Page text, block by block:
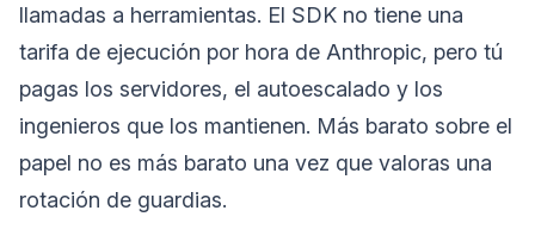
llamadas a herramientas. El SDK no tiene una
tarifa de ejecución por hora de Anthropic, pero tú
pagas los servidores, el autoescalado y los
ingenieros que los mantienen. Más barato sobre el
papel no es más barato una vez que valoras una
rotación de guardias.